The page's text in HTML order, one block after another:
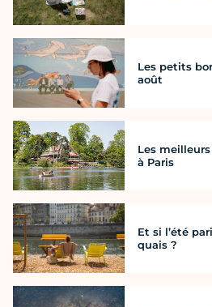
Les petits
août
Les
à Paris
Et si l’été
quais ?